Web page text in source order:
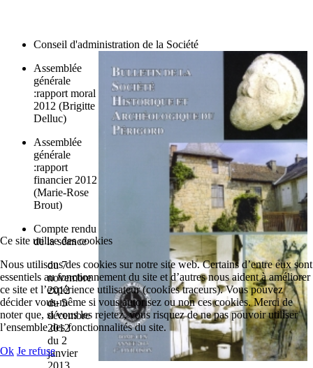
Conseil d'administration de la Société
Assemblée
générale
:rapport moral
2012 (Brigitte
Delluc)
Assemblée
générale
:rapport
financier 2012
(Marie-Rose
Brout)
Compte rendu
de la séance
du 7
novembre
2012
du 5
décembre
2012
du 2
janvier
2013
Ce site utilise des cookies
Nous utilisons des cookies sur notre site web. Certains d’entre eux sont
essentiels au fonctionnement du site et d’autres nous aident à améliorer
ce site et l’expérience utilisateur (cookies traceurs). Vous pouvez
décider vous-même si vous autorisez ou non ces cookies. Merci de
noter que, si vous les rejetez, vous risquez de ne pas pouvoir utiliser
l’ensemble des fonctionnalités du site.
Ok Je refuse